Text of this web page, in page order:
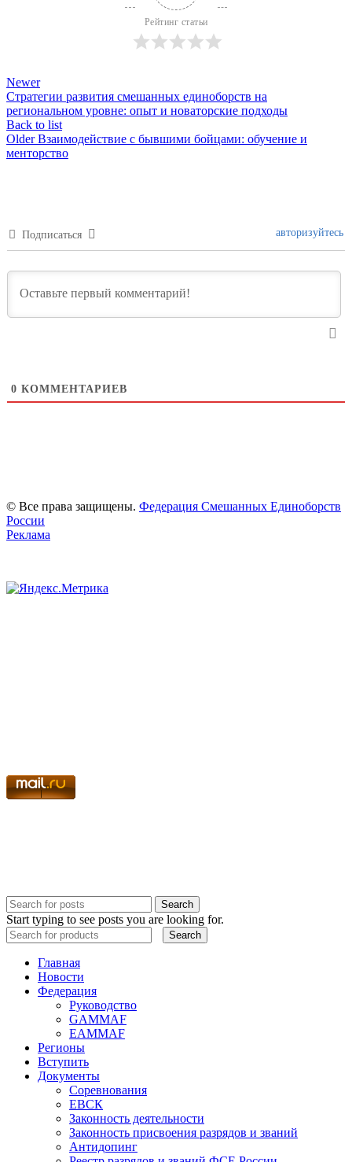
Рейтинг статьи
Newer
Стратегии развития смешанных единоборств на
региональном уровне: опыт и новаторские подходы
Back to list
Older Взаимодействие с бывшими бойцами: обучение и
менторство
Подписаться авторизуйтесь
0 КОММЕНТАРИЕВ
© Все права защищены. Федерация Смешанных Единоборств
России
Реклама
Search
Start typing to see posts you are looking for.
Search
Главная
Новости
Федерация
Руководство
GAMMAF
EAMMAF
Регионы
Вступить
Документы
Соревнования
ЕВСК
Законность деятельности
Законность присвоения разрядов и званий
Антидопинг